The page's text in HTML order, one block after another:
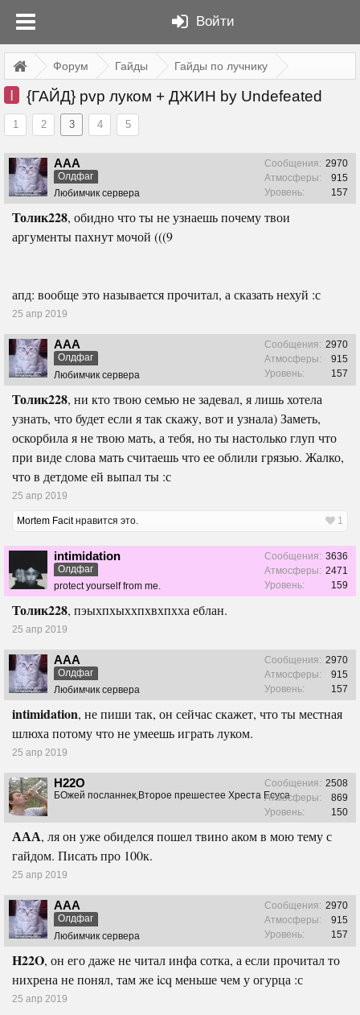
Войти
Форум Гайды Гайды по лучнику
I {ГАЙД} pvp луком + ДЖИН by Undefeated
1 2 3 4 5
ААА
Олдфаг
Любимчик сервера
Сообщения: 2970
Атмосферы:
915
Уровень:
157
Толик228, обидно что ты не узнаешь почему твои
аргументы пахнут мочой (((9
апд: вообще это называется прочитал, а сказать нехуй :с
25 апр 2019
ААА
Олдфаг
Любимчик сервера
Сообщения: 2970
Атмосферы:
915
Уровень:
157
Толик228, ни кто твою семью не задевал, я лишь хотела
узнать, что будет если я так скажу, вот и узнала) Заметь,
оскорбила я не твою мать, а тебя, но ты настолько глуп что
при виде слова мать считаешь что ее облили грязью. Жалко,
что в детдоме ей выпал ты :с
25 апр 2019
Mortem Facitнравится это. 1
intimidation
Олдфаг
protect yourself from me.
Сообщения: 3636
Атмосферы: 2471
Уровень:
159
Толик228, пэыхпхыххпхвхпхха еблан.
25 апр 2019
ААА
Олдфаг
Любимчик сервера
Сообщения: 2970
Атмосферы:
915
Уровень:
157
intimidation, не пиши так, он сейчас скажет, что ты местная
шлюха потому что не умеешь играть луком.
25 апр 2019
H22O
БОжей посланнек,Второе прешестее Хреста Есуса
Сообщения: 2508
Атмосферы:
869
Уровень:
150
ААА, ля он уже обиделся пошел твино аком в мою тему с
гайдом. Писать про 100к.
25 апр 2019
ААА
Олдфаг
Любимчик сервера
Сообщения: 2970
Атмосферы:
915
Уровень:
157
H22O, он его даже не читал инфа сотка, а если прочитал то
нихрена не понял, там же icq меньше чем у огурца :с
25 апр 2019